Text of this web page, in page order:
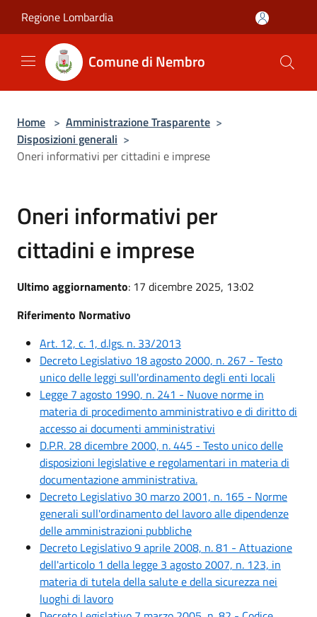
Regione Lombardia
Comune di Nembro
Home > Amministrazione Trasparente >
Disposizioni generali >
Oneri informativi per cittadini e imprese
Oneri informativi per
cittadini e imprese
Ultimo aggiornamento: 17 dicembre 2025, 13:02
Riferimento Normativo
Art. 12, c. 1, d.lgs. n. 33/2013
Decreto Legislativo 18 agosto 2000, n. 267 - Testo
unico delle leggi sull'ordinamento degli enti locali
Legge 7 agosto 1990, n. 241 - Nuove norme in
materia di procedimento amministrativo e di diritto di
accesso ai documenti amministrativi
D.P.R. 28 dicembre 2000, n. 445 - Testo unico delle
disposizioni legislative e regolamentari in materia di
documentazione amministrativa.
Decreto Legislativo 30 marzo 2001, n. 165 - Norme
generali sull'ordinamento del lavoro alle dipendenze
delle amministrazioni pubbliche
Decreto Legislativo 9 aprile 2008, n. 81 - Attuazione
dell'articolo 1 della legge 3 agosto 2007, n. 123, in
materia di tutela della salute e della sicurezza nei
luoghi di lavoro